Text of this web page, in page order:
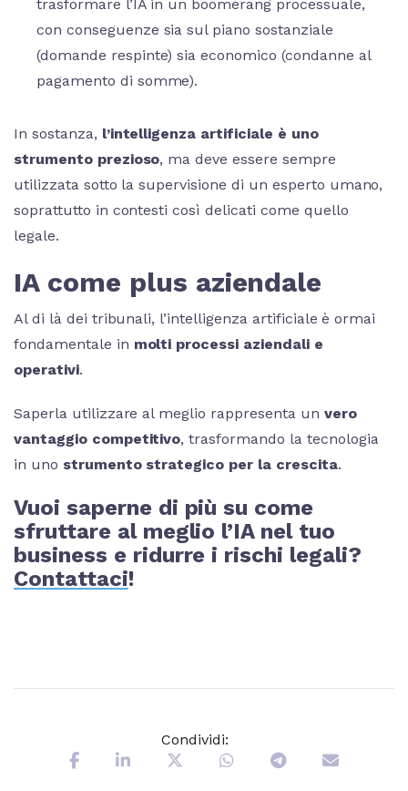
trasformare l’IA in un boomerang processuale,
con conseguenze sia sul piano sostanziale
(domande respinte) sia economico (condanne al
pagamento di somme).
In sostanza, l’intelligenza artificiale è uno
strumento prezioso, ma deve essere sempre
utilizzata sotto la supervisione di un esperto umano,
soprattutto in contesti così delicati come quello
legale.
IA come plus aziendale
Al di là dei tribunali, l’intelligenza artificiale è ormai
fondamentale in molti processi aziendali e
operativi.
Saperla utilizzare al meglio rappresenta un vero
vantaggio competitivo, trasformando la tecnologia
in uno strumento strategico per la crescita.
Vuoi saperne di più su come
sfruttare al meglio l’IA nel tuo
business e ridurre i rischi legali?
Contattaci!
Condividi: